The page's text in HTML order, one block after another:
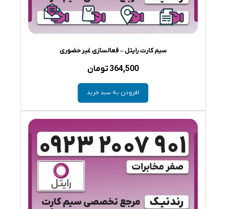
سیم کارت رایتل – فعالسازی غیر حضوری
364,500 تومان
افزودن به سبد خرید